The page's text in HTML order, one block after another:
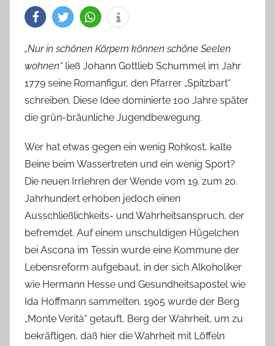
„Nur in schönen Körpern können schöne Seelen
wohnen“ ließ Johann Gottlieb Schummel im Jahr
1779 seine Romanfigur, den Pfarrer „Spitzbart“
schreiben. Diese Idee dominierte 100 Jahre später
die grün-bräunliche Jugendbewegung.
Wer hat etwas gegen ein wenig Rohkost, kalte
Beine beim Wassertreten und ein wenig Sport?
Die neuen Irrlehren der Wende vom 19. zum 20.
Jahrhundert erhoben jedoch einen
Ausschließlichkeits- und Wahrheitsanspruch, der
befremdet. Auf einem unschuldigen Hügelchen
bei Ascona im Tessin wurde eine Kommune der
Lebensreform aufgebaut, in der sich Alkoholiker
wie Hermann Hesse und Gesundheitsapostel wie
Ida Hoffmann sammelten. 1905 wurde der Berg
„Monte Verità“ getauft, Berg der Wahrheit, um zu
bekräftigen, daß hier die Wahrheit mit Löffeln